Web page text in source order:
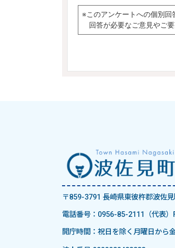
〒859-3791 長崎県東彼杵郡波佐
電話番号：0956-85-2111（代表）
開庁時間：祝日を除く月曜日から